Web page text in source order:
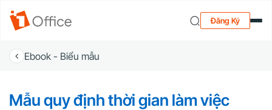
Đăng Ký
Ebook - Biểu mẫu
Mẫu quy định thời gian làm việc